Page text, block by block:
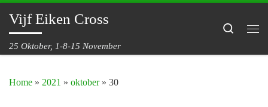
Ga naar inhoud
Vijf Eiken Cross
25 Oktober, 1-8-15 November
Search
Home » 2021 » oktober » 30